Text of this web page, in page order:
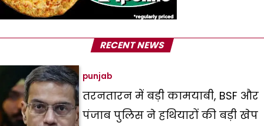
RECENT NEWS
punjab
तरनतारन में बड़ी कामयाबी, BSF और
पंजाब पुलिस ने हथियारों की बड़ी खेप